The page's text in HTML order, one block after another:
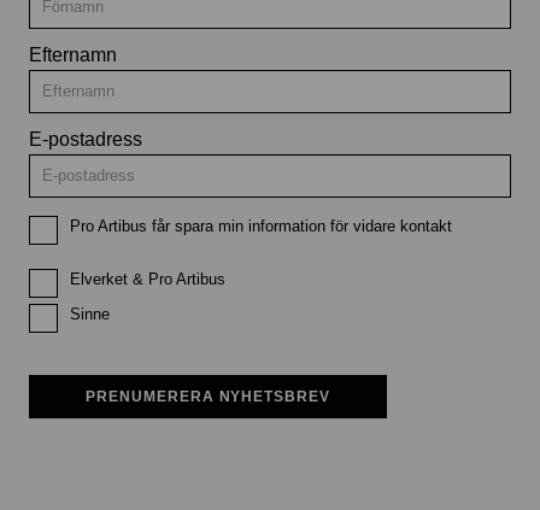
Efternamn
E-postadress
Pro Artibus får spara min information för vidare kontakt
Elverket & Pro Artibus
Sinne
PRENUMERERA NYHETSBREV